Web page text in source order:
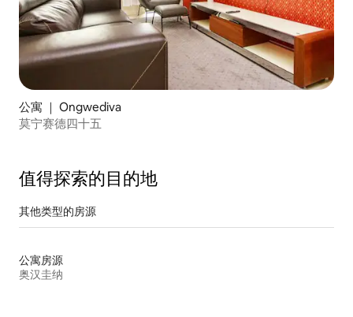
公寓 ｜ Ongwediva
莫宁赛德四十五
值得探索的目的地
其他类型的房源
公寓房源
奥汉圭纳